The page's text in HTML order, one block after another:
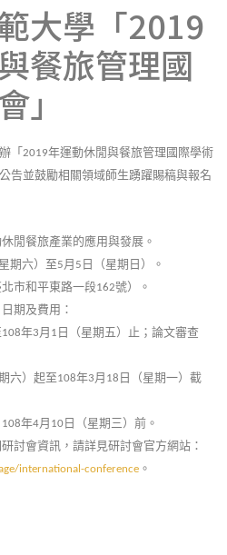
大學「2019
餐旅管理國
」
「2019年運動休閒與餐旅管理國際學術
告並鼓勵相關領域師生踴躍賜稿與報名
閒餐旅產業的應用與發展。
期六）至5月 5 日（星期日）。
市和平東路一段162號）。
期及費用：
108年3月 1 日（星期五）止；論文審查
六）起至108年3月 18 日（星期一）截
108年4月 10日（星期三）前。
討會資訊，請詳見研討會官方網站：
international-conference 。